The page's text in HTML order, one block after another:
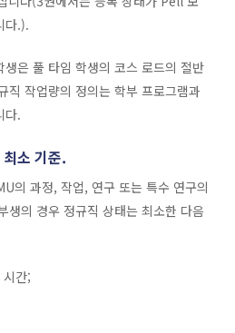
다.).
은 풀 타임 학생의 코스 로드의 절반
직 작업량의 정의는 학부 프로그램과
다.
소 기준.
의 과정, 작업, 연구 또는 특수 연구의
생의 경우 정규직 상태는 최소한 다음
간;